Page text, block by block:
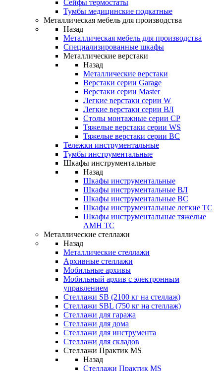
Сейфы термостаты
Тумбы медицинские подкатные
Металлическая мебель для производства
Назад
Металлическая мебель для производства
Cпециализированные шкафы
Металлические верстаки
Назад
Металлические верстаки
Верстаки серии Garage
Верстаки серии Master
Легкие верстаки серии W
Легкие верстаки серии ВЛ
Столы монтажные серии СР
Тяжелые верстаки серии WS
Тяжелые верстаки серии ВС
Тележки инструментальные
Тумбы инструментальные
Шкафы инструментальные
Назад
Шкафы инструментальные
Шкафы инструментальные ВЛ
Шкафы инструментальные ВС
Шкафы инструментальные легкие ТС
Шкафы инструментальные тяжелые
AMH TC
Металлические стеллажи
Назад
Металлические стеллажи
Архивные стеллажи
Мобильные архивы
Мобильный архив с электронным
управлением
Стеллажи SB (2100 кг на стеллаж)
Стеллажи SBL (750 кг на стеллаж)
Стеллажи для гаража
Стеллажи для дома
Стеллажи для инструмента
Стеллажи для складов
Стеллажи Практик MS
Назад
Стеллажи Практик MS